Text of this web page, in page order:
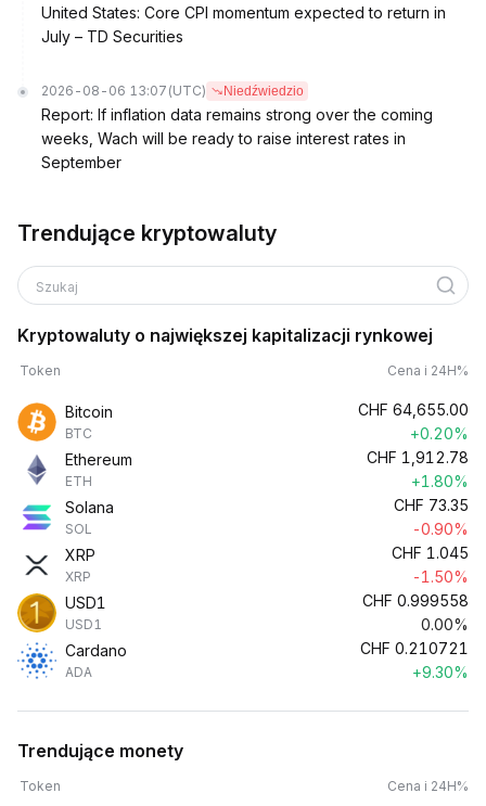
United States: Core CPI momentum expected to return in
July – TD Securities
2026-08-06 13:07 (UTC) Niedźwiedzio
Report: If inflation data remains strong over the coming
weeks, Wach will be ready to raise interest rates in
September
Trendujące kryptowaluty
Szukaj
Kryptowaluty o największej kapitalizacji rynkowej
Token Cena i 24H%
Bitcoin
BTC
CHF 64,655.00
+0.20%
Ethereum
ETH
CHF 1,912.78
+1.80%
Solana
SOL
CHF 73.35
-0.90%
XRP
XRP
CHF 1.045
-1.50%
USD1
USD1
CHF 0.999558
0.00%
Cardano
ADA
CHF 0.210721
+9.30%
Trendujące monety
Token Cena i 24H%